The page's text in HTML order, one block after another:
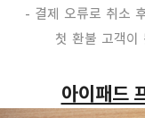
- 결제 오류로 취소
첫 환불 고객이
아이패드